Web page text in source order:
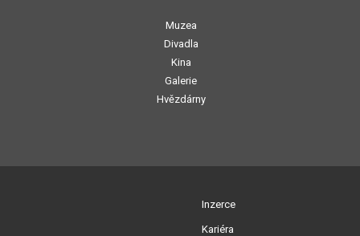
Muzea
Divadla
Kina
Galerie
Hvězdárny
Inzerce
Kariéra